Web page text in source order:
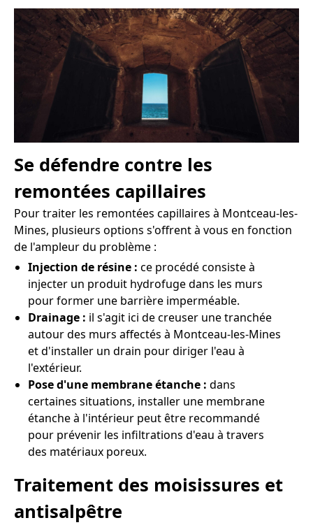
Se défendre contre les
remontées capillaires
Pour traiter les remontées capillaires à Montceau-les-
Mines, plusieurs options s'offrent à vous en fonction
de l'ampleur du problème :
Injection de résine : ce procédé consiste à
injecter un produit hydrofuge dans les murs
pour former une barrière imperméable.
Drainage : il s'agit ici de creuser une tranchée
autour des murs affectés à Montceau-les-Mines
et d'installer un drain pour diriger l'eau à
l'extérieur.
Pose d'une membrane étanche : dans
certaines situations, installer une membrane
étanche à l'intérieur peut être recommandé
pour prévenir les infiltrations d'eau à travers
des matériaux poreux.
Traitement des moisissures et
antisalpêtre